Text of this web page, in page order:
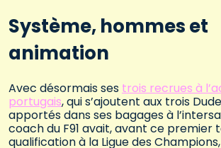
Système, hommes et
animation
Avec désormais ses trois recrues à
portugais, qui s’ajoutent aux trois
apportés dans ses bagages à
coach du F91 avait, avant ce premier
qualification à la Ligue des